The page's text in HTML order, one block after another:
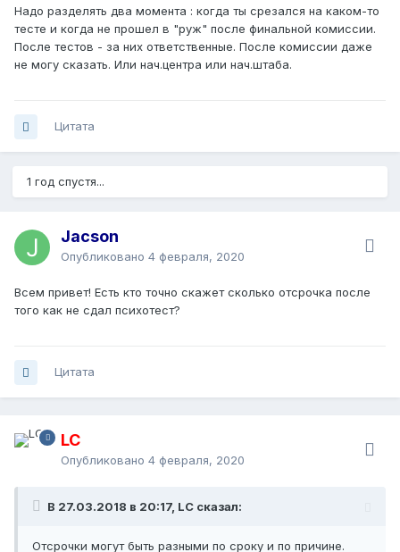
Надо разделять два момента : когда ты срезался на каком-то
тесте и когда не прошел в "руж" после финальной комиссии.
После тестов - за них ответственные. После комиссии даже
не могу сказать. Или нач.центра или нач.штаба.
Цитата
1 год спустя...
Jacson
Опубликовано 4 февраля, 2020
Всем привет! Есть кто точно скажет сколько отсрочка после
того как не сдал психотест?
Цитата
LC
Опубликовано 4 февраля, 2020
В 27.03.2018 в 20:17, LC сказал:
Отсрочки могут быть разными по сроку и по причине.